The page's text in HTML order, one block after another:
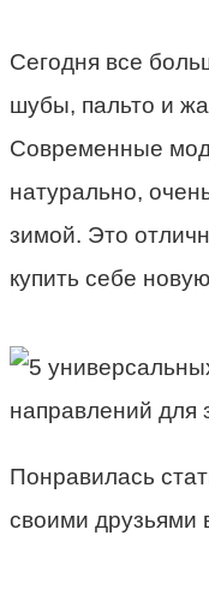
Сегодня все
шубы, пальто и
Современные
натурально,
зимой. Это
купить себе
Понравилась
своими друзьями